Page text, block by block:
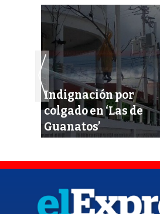
Indignación por
colgado en ‘Las de
Guanatos’